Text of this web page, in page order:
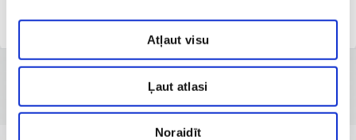
Atļaut visu
Ļaut atlasi
Noraidīt
Клиника Парвентас